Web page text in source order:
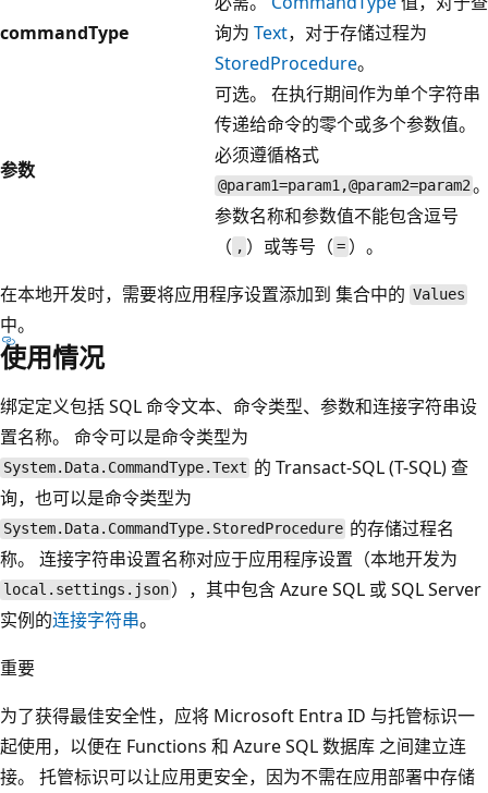
commandType
询为 Text，对于存储过程为
StoredProcedure。
参数
可选。 在执行期间作为单个字符串
传递给命令的零个或多个参数值。
必须遵循格式
@param1=param1,@param2=param2
参数名称和参数值不能包含逗号
（ , ）或等号（=）。
在本地开发时，需要将应用程序设置添加到 集合中的 Values
中。
使用情况
绑定定义包括 SQL 命令文本、命令类型、参数和连接字符串设
置名称。 命令可以是命令类型为
System.Data.CommandType.Text 的 Transact-SQL (T-SQL) 查
询，也可以是命令类型为
System.Data.CommandType.StoredProcedure 的存储过程名
称。 连接字符串设置名称对应于应用程序设置（本地开发为
local.settings.json ），其中包含 Azure SQL 或 SQL Server
实例的连接字符串。
重要
为了获得最佳安全性，应将 Microsoft Entra ID 与托管标识一
起使用，以便在 Functions 和 Azure SQL 数据库 之间建立连
接。 托管标识可以让应用更安全，因为不需在应用部署中存储